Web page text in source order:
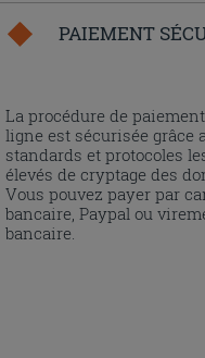
PAIEMENT
La procédure de
ligne est sécurisée grâce
standards et protocoles
élevés de cryptage des
Vous pouvez payer par
bancaire, Paypal ou
bancaire.